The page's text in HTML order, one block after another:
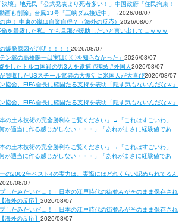
壊」地元民「公式発表より死者多い！」中国政府「住民拘束！
画も削除」台風13号「三峡ダム接近中」→2026/08/07
声！ 中東の嵐は自業自得？（海外の反応） 2026/08/07
倫を暴露した私。でも旦那が援助したいと言い出して…ｗｗｗ
爆発原因が判明！！！！ 2026/08/07
ン翼の高橋陽一は実は〇〇を知らなかった」 2026/08/07
をしたトルコ国籍の男3人を逮捕 #移民 #外国人2026/08/07
買収したUSスチール驚異の大復活に米国人が大喜び2026/08/07
協会、FIFA会長に確固たる支持を表明「隠す気もないんだなｗ」
協会、FIFA会長に確固たる支持を表明「隠す気もないんだなｗ」
の土木技術の完全勝利をご覧ください」→「これはすごいわ」
か適当に作る感じがしない・・・」「あれがまさに経験値であ
の土木技術の完全勝利をご覧ください」→「これはすごいわ」
か適当に作る感じがしない・・・」「あれがまさに経験値であ
の2002年ベスト4の実力は、実際にはどれくらい認められてるん
08/07
したみたいだ…！」日本の江戸時代の街並みがそのまま保存され
海外の反応】 2026/08/07
したみたいだ…！」日本の江戸時代の街並みがそのまま保存され
海外の反応】 2026/08/07